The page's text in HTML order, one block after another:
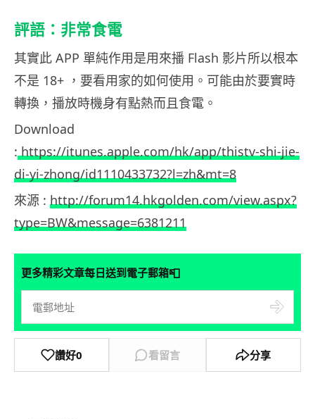
評語：非常食電
其實此 APP 單純作用是用來播 Flash 影片所以根本
不是 18+ ，要看用家的如何使用。可能由於要實時
轉換，播放時機身有點熱而且食電。
Download
:https://itunes.apple.com/hk/app/thistv-shi-jie-
di-yi-zhong/id1110433732?l=zh&mt=8
來源 : http://forum14.hkgolden.com/view.aspx?
type=BW&message=6381211
更多精彩文章每日送到電子郵箱📮
讚好0 看留言 分享